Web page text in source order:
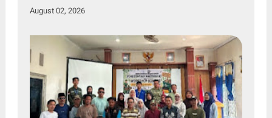
2028
August 02, 2026